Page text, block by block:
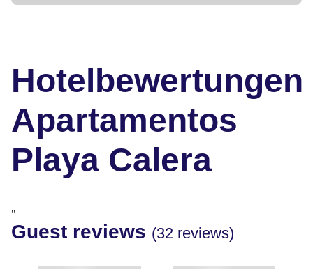
Hotelbewertungen
Apartamentos
Playa Calera
"
Guest reviews (32 reviews)